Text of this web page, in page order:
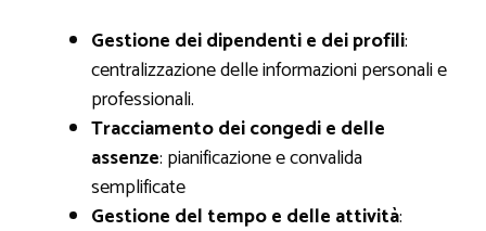
Gestione dei dipendenti e dei profili:
centralizzazione delle informazioni personali e
professionali.
Tracciamento dei congedi e delle
assenze: pianificazione e convalida
semplificate
Gestione del tempo e delle attività: